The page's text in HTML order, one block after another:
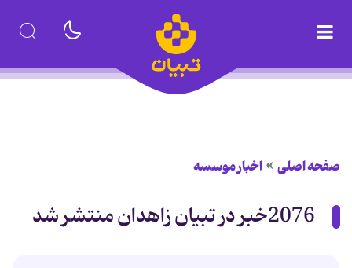
صفحه اصلی اخبار موسسه
2076خبر در تبیان زاهدان منتشر شد